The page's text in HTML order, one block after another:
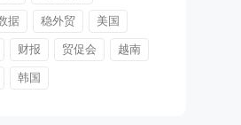
据 稳外贸 美国
财报 贸促会 越南
韩国